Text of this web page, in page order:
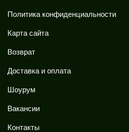
Политика конфиденциальности
Карта сайта
Возврат
Доставка и оплата
Шоурум
Вакансии
Контакты